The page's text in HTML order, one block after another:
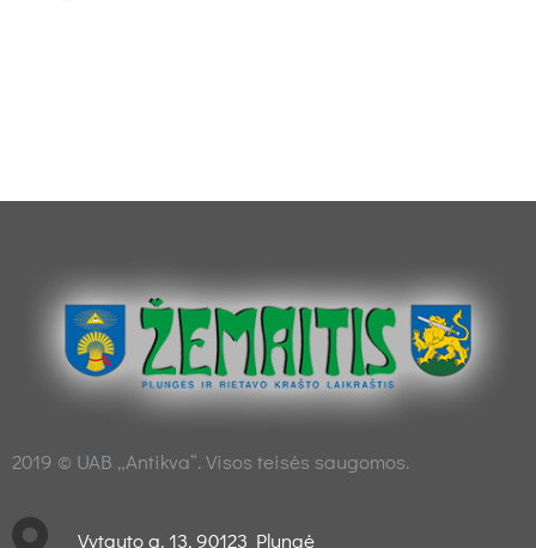
2019 © UAB „Antikva“. Visos teisės saugomos.
Vytauto g. 13, 90123 Plungė